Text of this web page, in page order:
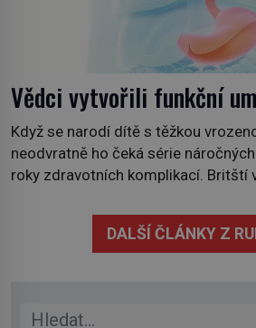
Vědci vytvořili funkční
Když se narodí dítě s těžkou
neodvratně ho čeká série
roky zdravotních komplikací. Britští
V laboratoři se jim podařilo
části jícnu, která úspěšně obstála v
DALŠÍ ČLÁNKY Z